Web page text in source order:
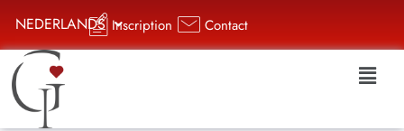
NEDERLANDS Inscription Contact